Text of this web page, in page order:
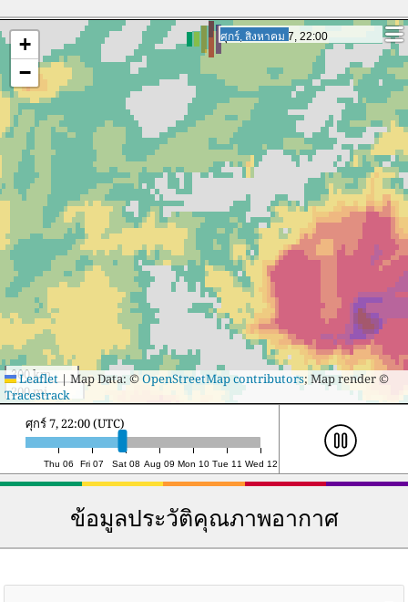
เสาร์, สิงหาคม 8, 19:00
เสาร์, สิงหาคม 8, 19:00
+
−
300 km
200 mi
Leaflet|Map Data: ©OpenStreetMap contributors; Map render ©
Tracestrack
Thu 06 Fri 07 Sat 08 Aug 09 Mon 10 Tue 11 Wed 12
เสาร์ 8, 19:00 (UTC)
ข้อมูลประวัติคุณภาพอากาศ